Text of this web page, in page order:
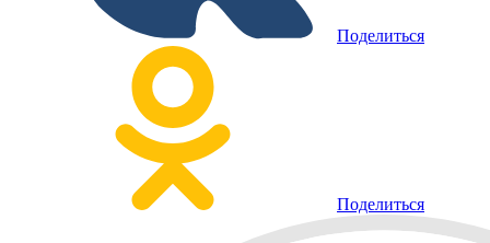
Поделиться
Поделиться